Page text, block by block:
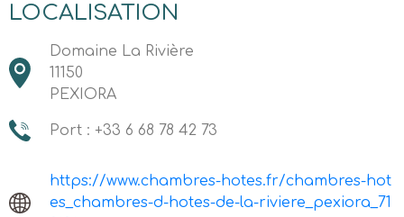
LOCALISATION
Domaine La Rivière
11150
PEXIORA
Port : +33 6 68 78 42 73
https://www.chambres-hotes.fr/chambres-hot
es_chambres-d-hotes-de-la-riviere_pexiora_71